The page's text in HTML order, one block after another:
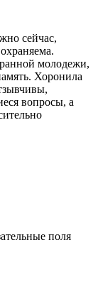
сейчас,
молодежи,
Хоронила
вопросы, а
поля